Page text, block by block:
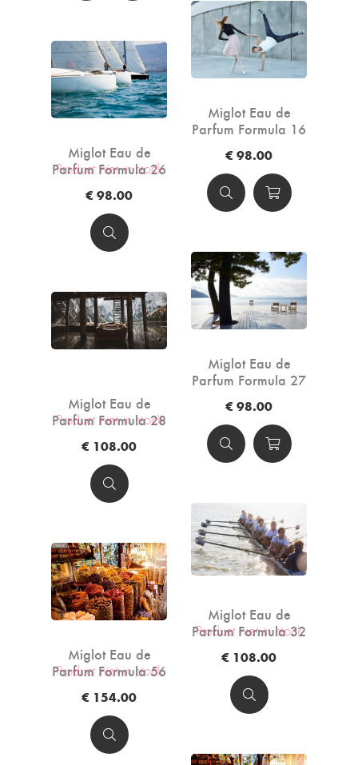
Miglot Eau de
Parfum Formula 16
€ 98.00
Miglot Eau de
Parfum Formula 26
€ 98.00
Product niet in stock
Miglot Eau de
Parfum Formula 27
€ 98.00
Miglot Eau de
Parfum Formula 28
€ 108.00
Product niet in stock
Miglot Eau de
Parfum Formula 32
€ 108.00
Product niet in stock
Miglot Eau de
Parfum Formula 56
€ 154.00
Product niet in stock